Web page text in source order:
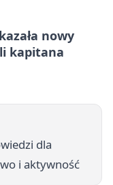
nowy
kapitana
dla
i aktywność